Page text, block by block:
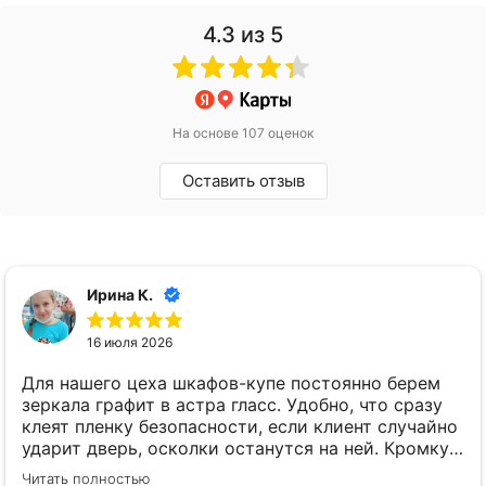
4.3 из 5
На основе 107 оценок
Оставить отзыв
Ирина К.
16 июля 2026
Для нашего цеха шкафов-купе постоянно берем
зеркала графит в астра гласс. Удобно, что сразу
клеят пленку безопасности, если клиент случайно
ударит дверь, осколки останутся на ней. Кромку
мы даже не просим обрабатывать, она все равно
Читать полностью